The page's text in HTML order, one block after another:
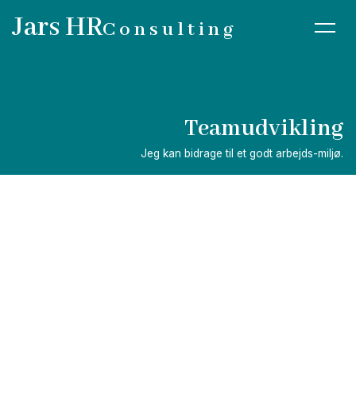
Jars HRConsulting
Teamudvikling
Jeg kan bidrage til et godt arbejds-miljø.